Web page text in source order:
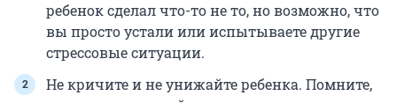
ребенок сделал что-то не то, но возможно, что
вы просто устали или испытываете другие
стрессовые ситуации.
Не кричите и не унижайте ребенка. Помните,